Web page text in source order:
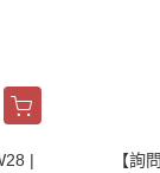
|
【詢